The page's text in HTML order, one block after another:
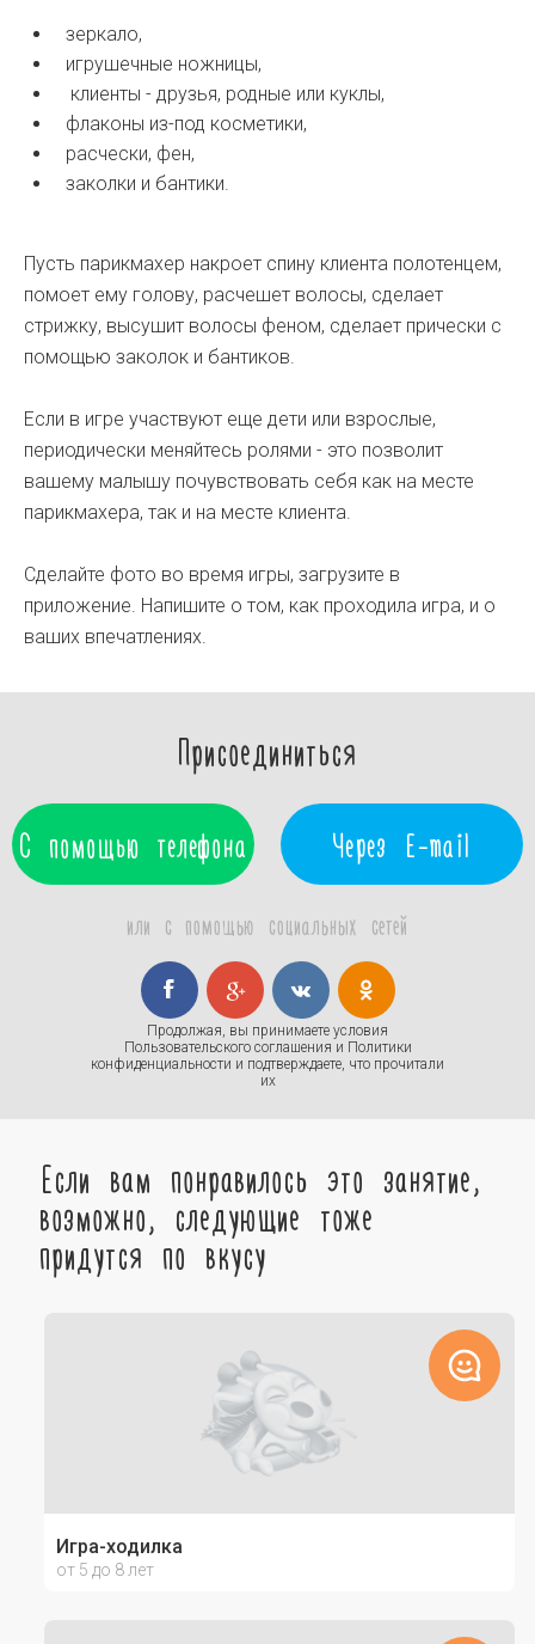
зеркало,
игрушечные ножницы,
клиенты - друзья, родные или куклы,
флаконы из-под косметики,
расчески, фен,
заколки и бантики.
Пусть парикмахер накроет спину клиента полотенцем,
помоет ему голову, расчешет волосы, сделает
стрижку, высушит волосы феном, сделает прически с
помощью заколок и бантиков.
Если в игре участвуют еще дети или взрослые,
периодически меняйтесь ролями - это позволит
вашему малышу почувствовать себя как на месте
парикмахера, так и на месте клиента.
Сделайте фото во время игры, загрузите в
приложение. Напишите о том, как проходила игра, и о
ваших впечатлениях.
Присоединиться
С помощью телефона Через E-mail
или с помощью социальных сетей
Продолжая, вы принимаете условия
Пользовательского соглашения и Политики
конфиденциальности и подтверждаете, что прочитали
их
Если вам понравилось это занятие,
возможно, следующие тоже
придутся по вкусу
Игра-ходилка
от 5 до 8 лет